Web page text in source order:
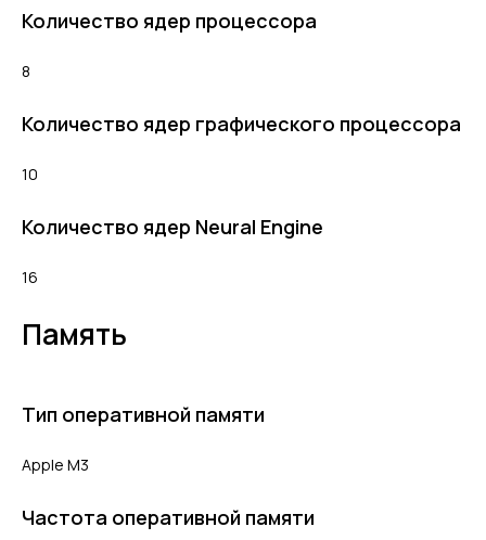
Количество ядер процессора
8
Количество ядер графического процессора
10
Количество ядер Neural Engine
16
Память
Тип оперативной памяти
Apple M3
Частота оперативной памяти